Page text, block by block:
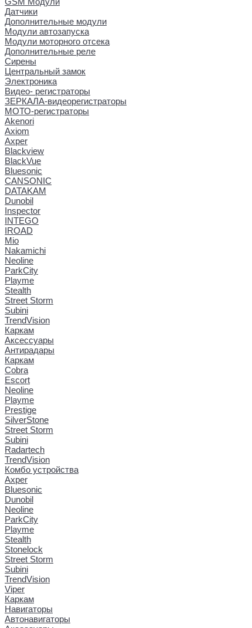
Датчики
Дополнительные модули
Модули автозапуска
Модули моторного отсека
Дополнительные реле
Сирены
Центральный замок
Электроника
Видео- регистраторы
ЗЕРКАЛА-видеорегистраторы
МОТО-регистраторы
Akenori
Axiom
Axper
Blackview
BlackVue
Bluesonic
CANSONIC
DATAKAM
Dunobil
Inspector
INTEGO
IROAD
Mio
Nakamichi
Neoline
ParkCity
Playme
Stealth
Street Storm
Subini
TrendVision
Каркам
Аксессуары
Антирадары
Каркам
Cobra
Escort
Neoline
Playme
Prestige
SilverStone
Street Storm
Subini
Radartech
TrendVision
Комбо устройства
Axper
Bluesonic
Dunobil
Neoline
ParkCity
Playme
Stealth
Stonelock
Street Storm
Subini
TrendVision
Viper
Каркам
Навигаторы
Автонавигаторы